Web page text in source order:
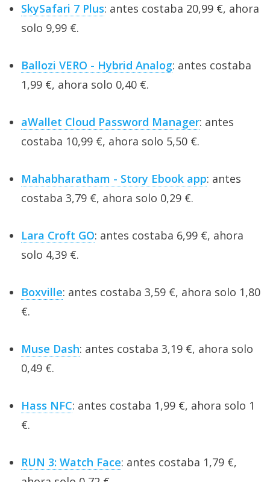
SkySafari 7 Plus: antes costaba 20,99 €, ahora
solo 9,99 €.
Ballozi VERO - Hybrid Analog: antes costaba
1,99 €, ahora solo 0,40 €.
aWallet Cloud Password Manager: antes
costaba 10,99 €, ahora solo 5,50 €.
Mahabharatham - Story Ebook app: antes
costaba 3,79 €, ahora solo 0,29 €.
Lara Croft GO: antes costaba 6,99 €, ahora
solo 4,39 €.
Boxville: antes costaba 3,59 €, ahora solo 1,80
€.
Muse Dash: antes costaba 3,19 €, ahora solo
0,49 €.
Hass NFC: antes costaba 1,99 €, ahora solo 1
€.
RUN 3: Watch Face: antes costaba 1,79 €,